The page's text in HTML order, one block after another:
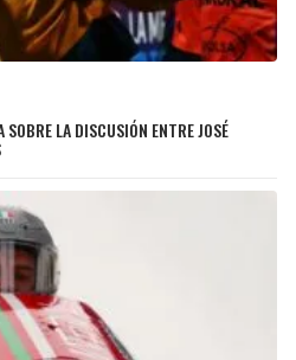
LA DISCUSIÓN ENTRE JOSÉ